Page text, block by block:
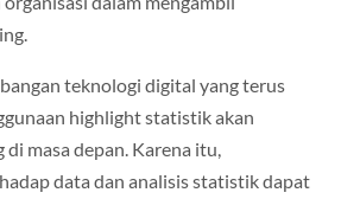
teknologi digital yang terus
highlight statistik akan
masa depan. Karena itu,
data dan analisis statistik dapat